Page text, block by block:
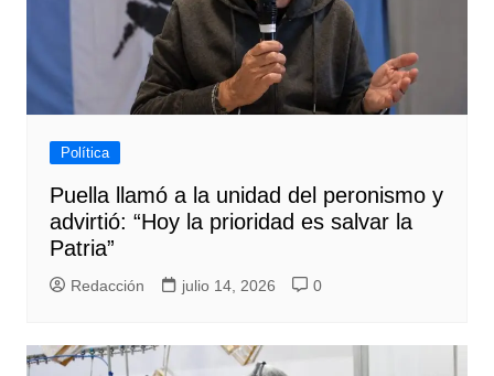
Política
Puella llamó a la unidad del peronismo y
advirtió: “Hoy la prioridad es salvar la
Patria”
Redacción julio 14, 2026 0